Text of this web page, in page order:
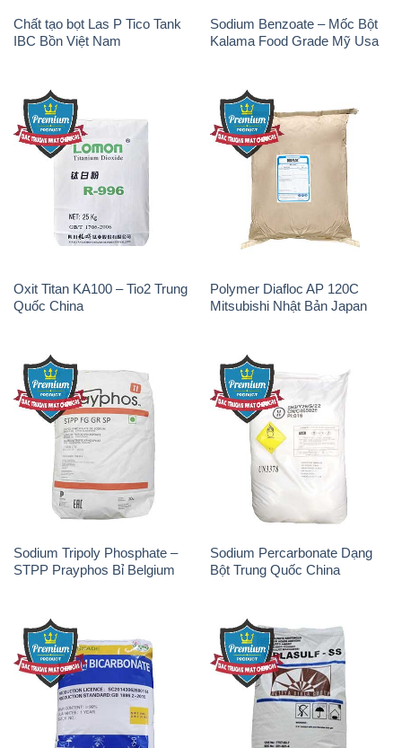
Chất tạo bọt Las P Tico Tank
IBC Bồn Việt Nam
Sodium Benzoate – Mốc Bột
Kalama Food Grade Mỹ Usa
Oxit Titan KA100 – Tio2 Trung
Quốc China
Polymer Diafloc AP 120C
Mitsubishi Nhật Bản Japan
Sodium Tripoly Phosphate –
STPP Prayphos Bỉ Belgium
Sodium Percarbonate Dạng
Bột Trung Quốc China